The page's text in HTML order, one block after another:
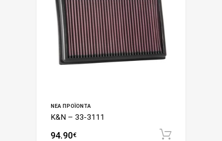
ΝΈΑ ΠΡΟΪΌΝΤΑ
K&N – 33-3111
94.90€